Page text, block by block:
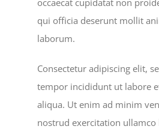
occaecat cupidatat non
qui officia deserunt mollit
laborum.
Consectetur adipiscing elit,
tempor incididunt ut labore
aliqua. Ut enim ad minim
nostrud exercitation